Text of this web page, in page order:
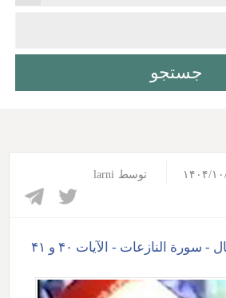
۱۰/۰۶ توسط larni
سورة النازعات - الآیات ۴۰ و ۴۱